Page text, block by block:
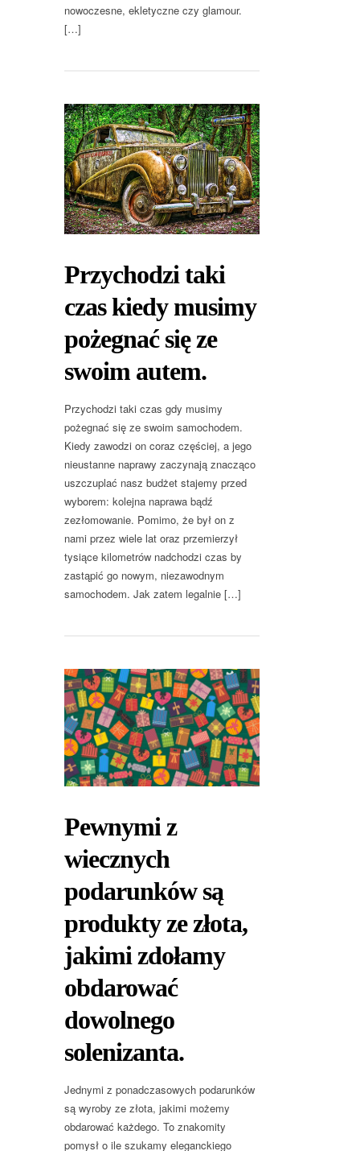
nowoczesne, ekletyczne czy glamour.
[…]
Przychodzi taki
czas kiedy musimy
pożegnać się ze
swoim autem.
Przychodzi taki czas gdy musimy
pożegnać się ze swoim samochodem.
Kiedy zawodzi on coraz częściej, a jego
nieustanne naprawy zaczynają znacząco
uszczuplać nasz budżet stajemy przed
wyborem: kolejna naprawa bądź
zezłomowanie. Pomimo, że był on z
nami przez wiele lat oraz przemierzył
tysiące kilometrów nadchodzi czas by
zastąpić go nowym, niezawodnym
samochodem. Jak zatem legalnie […]
Pewnymi z
wiecznych
podarunków są
produkty ze złota,
jakimi zdołamy
obdarować
dowolnego
solenizanta.
Jednymi z ponadczasowych podarunków
są wyroby ze złota, jakimi możemy
obdarować każdego. To znakomity
pomysł o ile szukamy eleganckiego